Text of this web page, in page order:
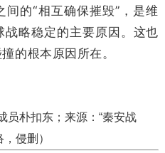
的“相互确保摧毁”，是维
略稳定的主要原因。这也
的根本原因所在。
员朴扣东；来源：“秦安战
侵删）